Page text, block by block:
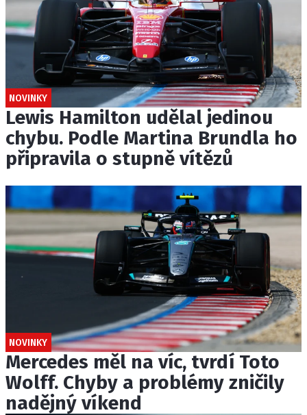
NOVINKY
Lewis Hamilton udělal jedinou
chybu. Podle Martina Brundla ho
připravila o stupně vítězů
NOVINKY
Mercedes měl na víc, tvrdí Toto
Wolff. Chyby a problémy zničily
nadějný víkend